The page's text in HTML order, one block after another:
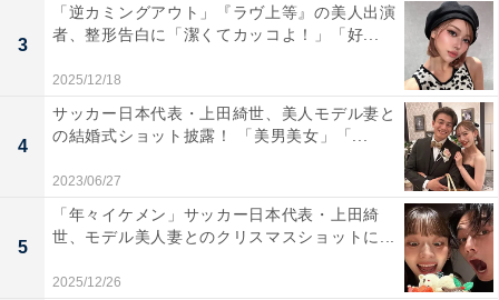
3
「逆カミングアウト」『ラヴ上等』の美人出演
者、整形告白に「潔くてカッコよ！」「好...
2025/12/18
4
サッカー日本代表・上田綺世、美人モデル妻と
の結婚式ショット披露！ 「美男美女」「...
2023/06/27
5
「年々イケメン」サッカー日本代表・上田綺
世、モデル美人妻とのクリスマスショットに...
2025/12/26